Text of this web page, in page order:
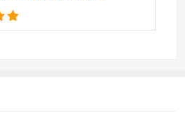
准，开展社会治安和群访群治作
着力解决政法队伍中不愿为、